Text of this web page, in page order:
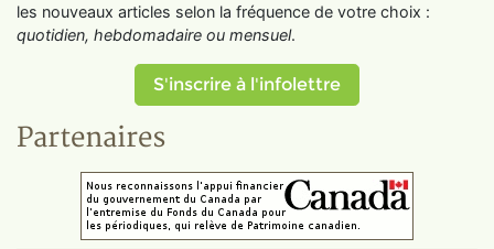
les nouveaux articles selon la fréquence de votre choix :
quotidien, hebdomadaire ou mensuel.
S'inscrire à l'infolettre
Partenaires